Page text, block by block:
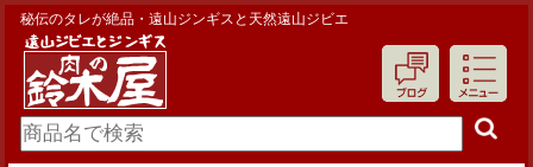
秘伝のタレが絶品・遠山ジンギスと天然遠山ジビエ